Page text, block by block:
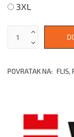
3XL
POVRATAK NA: FLIS,